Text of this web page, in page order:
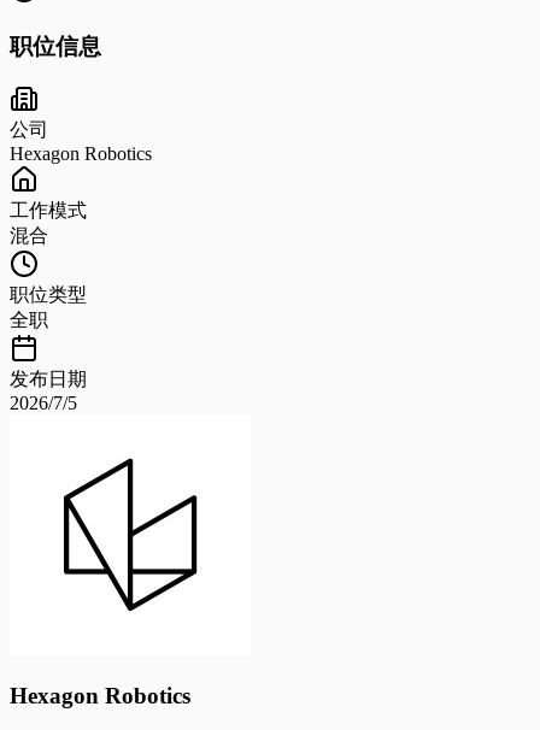
职位信息
公司
Hexagon Robotics
工作模式
混合
职位类型
全职
发布日期
2026/7/5
Hexagon Robotics